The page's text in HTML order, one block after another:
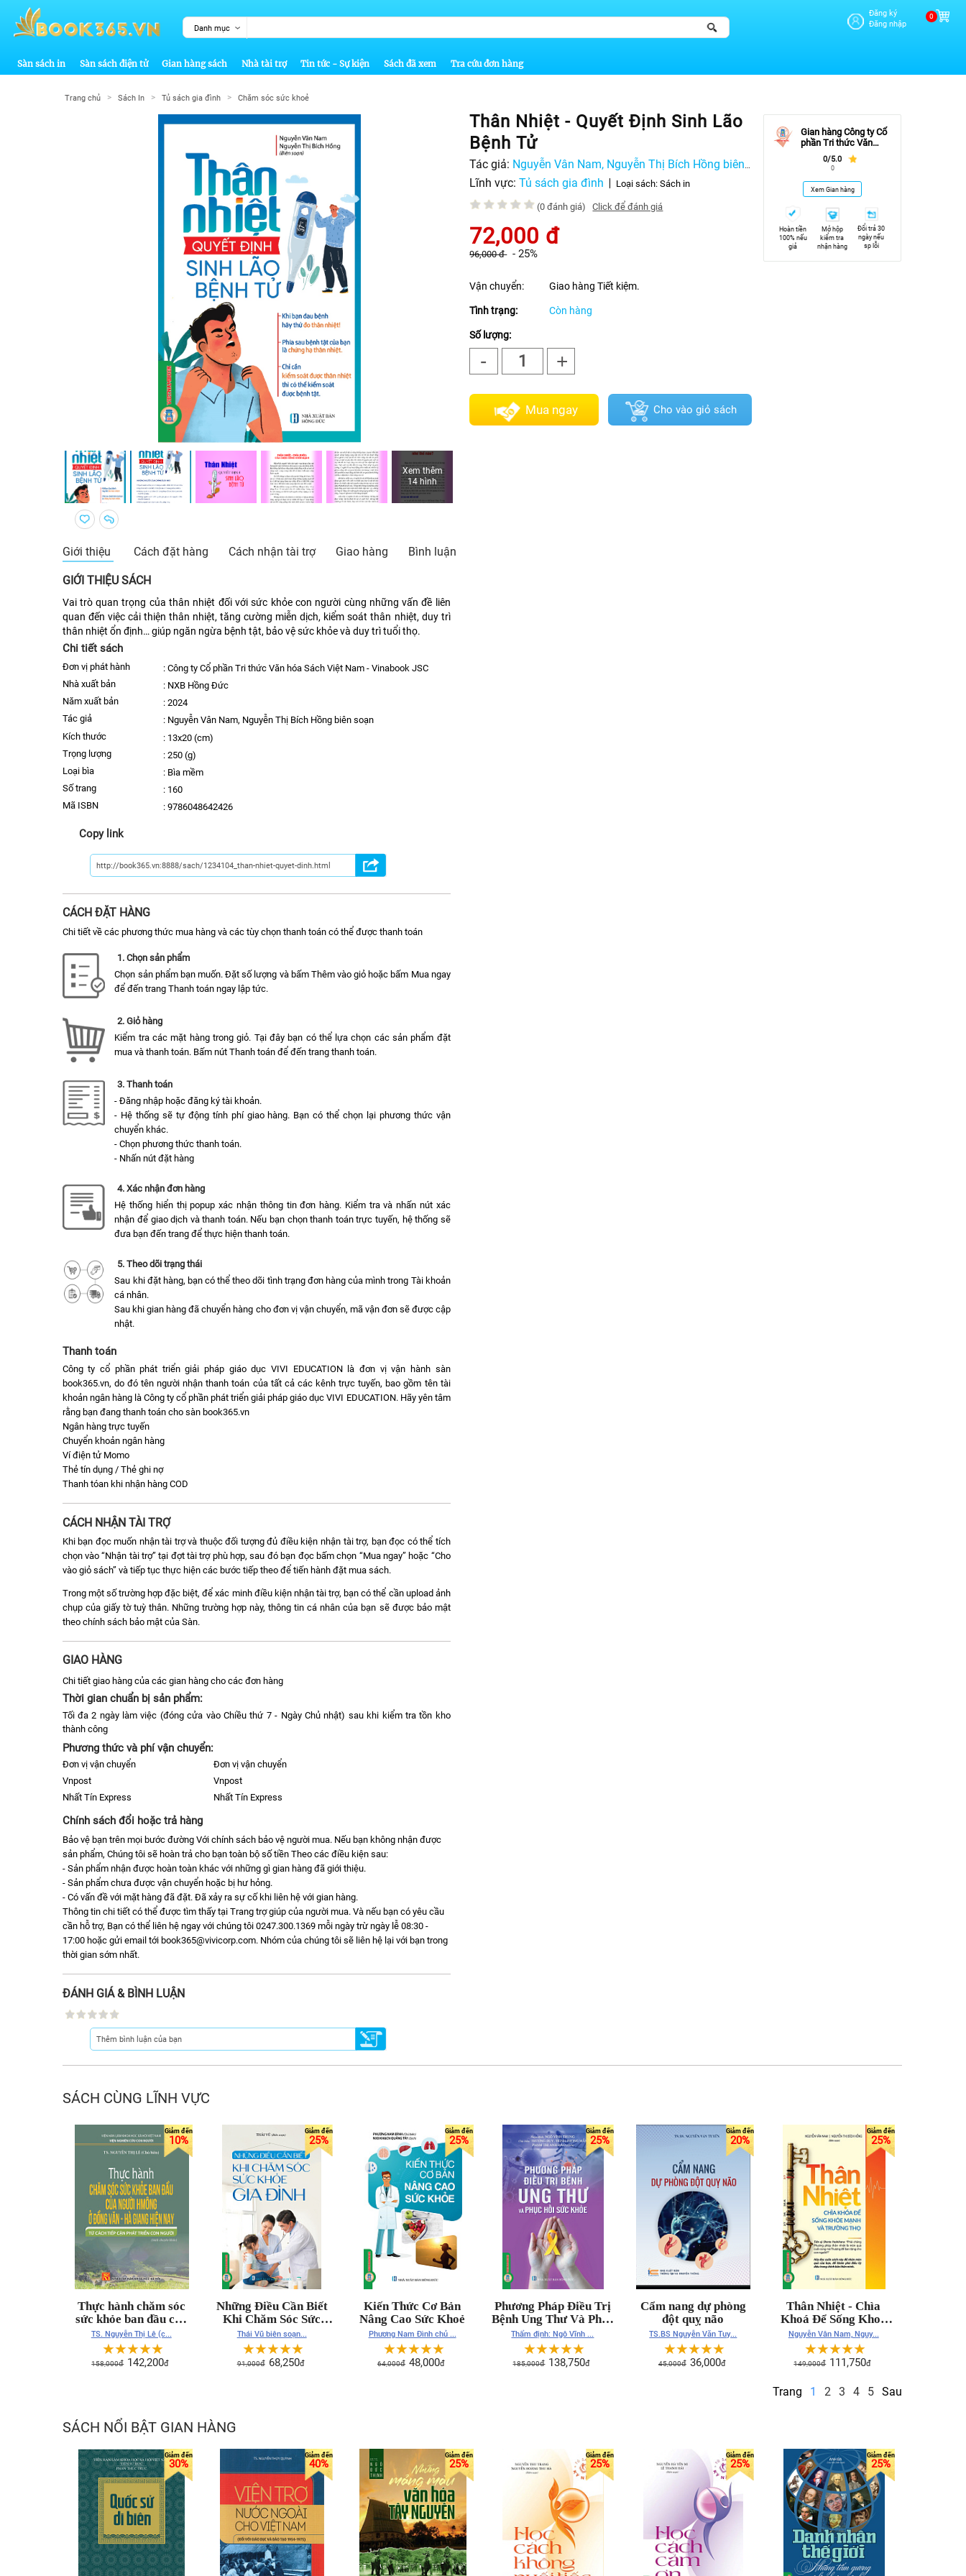
Danh mục
Đăng ký
Đăng nhập
0
Sàn sách in Sàn sách điện tử Gian hàng sách Nhà tài trợ Tin tức - Sự kiện Sách đã xem Tra cứu đơn hàng
Trang chủ > Sách In > Tủ sách gia đình > Chăm sóc sức khoẻ
Xem thêm
14 hình
Thân Nhiệt - Quyết Định Sinh Lão
Bệnh Tử
Tác giả: Nguyễn Vân Nam, Nguyễn Thị Bích Hồng biên
soạn
Lĩnh vực:Tủ sách gia đình Loại sách:Sách in
(0 đánh giá) Click để đánh giá
72,000 đ
96,000 đ -25%
Vận chuyển: Giao hàng Tiết kiệm.
Tình trạng: Còn hàng
Số lượng:
- 1 +
Mua ngay Cho vào giỏ sách
Gian hàng Công ty Cổ
phần Tri thức Văn
hóa Sách Việt Nam -
Vinabook JSC
0/5.0
0
Xem Gian hàng
Hoàn tiền
100% nếu
giả
Mở hộp
kiểm tra
nhận hàng
Đổi trả 30
ngày nếu
sp lỗi
Giới thiệu Cách đặt hàng Cách nhận tài trợ Giao hàng Bình luận
GIỚI THIỆU SÁCH
Vai trò quan trọng của thân nhiệt đối với sức khỏe con người cùng những vấn đề liên
quan đến việc cải thiện thân nhiệt, tăng cường miễn dịch, kiểm soát thân nhiệt, duy trì
thân nhiệt ổn định… giúp ngăn ngừa bệnh tật, bảo vệ sức khỏe và duy trì tuổi thọ.
Chi tiết sách
Đơn vị phát hành : Công ty Cổ phần Tri thức Văn hóa Sách Việt Nam - Vinabook JSC
nhà xuất bản
: NXB Hồng Đức
năm xuất bản
: 2024
Tác giả
: Nguyễn Vân Nam, Nguyễn Thị Bích Hồng biên soạn
kích thước
: 13x20 (cm)
trọng lượng
: 250 (g)
Loại bìa
: Bìa mềm
số trang
: 160
Mã ISBN
: 9786048642426
Copy link
CÁCH ĐẶT HÀNG
Chi tiết về các phương thức mua hàng và các tùy chọn thanh toán có thể được thanh toán
1. Chọn sản phẩm
Chọn sản phẩm bạn muốn. Đặt số lượng và bấm Thêm vào giỏ hoặc bấm Mua ngay
để đến trang Thanh toán ngay lập tức.
2. Giỏ hàng
Kiểm tra các mặt hàng trong giỏ. Tại đây bạn có thể lựa chọn các sản phẩm đặt
mua và thanh toán. Bấm nút Thanh toán để đến trang thanh toán.
3. Thanh toán
- Đăng nhập hoặc đăng ký tài khoản.
- Hệ thống sẽ tự động tính phí giao hàng. Bạn có thể chọn lại phương thức vận
chuyển khác.
- Chọn phương thức thanh toán.
- Nhấn nút đặt hàng
4. Xác nhận đơn hàng
Hệ thống hiển thị popup xác nhận thông tin đơn hàng. Kiểm tra và nhấn nút xác
nhận để giao dịch và thanh toán. Nếu bạn chọn thanh toán trực tuyến, hệ thống sẽ
đưa bạn đến trang để thực hiện thanh toán.
5. Theo dõi trạng thái
Sau khi đặt hàng, bạn có thể theo dõi tình trạng đơn hàng của mình trong Tài khoản
cá nhân.
Sau khi gian hàng đã chuyển hàng cho đơn vị vận chuyển, mã vận đơn sẽ được cập
nhật.
Thanh toán
Công ty cổ phần phát triển giải pháp giáo dục VIVI EDUCATION là đơn vị vận hành sàn
book365.vn, do đó tên người nhận thanh toán của tất cả các kênh trực tuyến, bao gồm tên tài
khoản ngân hàng là Công ty cổ phần phát triển giải pháp giáo dục VIVI EDUCATION. Hãy yên tâm
rằng bạn đang thanh toán cho sàn book365.vn
Ngân hàng trực tuyến
Chuyển khoản ngân hàng
Ví điện tử Momo
Thẻ tín dụng / Thẻ ghi nợ
Thanh tóan khi nhận hàng COD
CÁCH NHẬN TÀI TRỢ
Khi bạn đọc muốn nhận tài trợ và thuộc đối tượng đủ điều kiện nhận tài trợ, bạn đọc có thể tích
chọn vào “Nhận tài trợ” tại đợt tài trợ phù hợp, sau đó bạn đọc bấm chọn “Mua ngay” hoặc “Cho
vào giỏ sách” và tiếp tục thực hiện các bước tiếp theo để tiến hành đặt mua sách.
Trong một số trường hợp đặc biệt, để xác minh điều kiện nhận tài trợ, bạn có thể cần upload ảnh
chụp của giấy tờ tuỳ thân. Những trường hợp này, thông tin cá nhân của bạn sẽ được bảo mật
theo chính sách bảo mật của Sàn.
GIAO HÀNG
Chi tiết giao hàng của các gian hàng cho các đơn hàng
Thời gian chuẩn bị sản phẩm:
Tối đa 2 ngày làm việc (đóng cửa vào Chiều thứ 7 - Ngày Chủ nhật) sau khi kiểm tra tồn kho
thành công
Phương thức và phí vận chuyển:
Đơn vị vận chuyển
Vnpost
Nhất Tín Express
Đơn vị vận chuyển
Vnpost
Nhất Tín Express
Chính sách đổi hoặc trả hàng
Bảo vệ bạn trên mọi bước đường Với chính sách bảo vệ người mua. Nếu bạn không nhận được
sản phẩm, Chúng tôi sẽ hoàn trả cho bạn toàn bộ số tiền Theo các điều kiện sau:
- Sản phẩm nhận được hoàn toàn khác với những gì gian hàng đã giới thiệu.
- Sản phẩm chưa được vận chuyển hoặc bị hư hỏng.
- Có vấn đề với mặt hàng đã đặt. Đã xảy ra sự cố khi liên hệ với gian hàng.
Thông tin chi tiết có thể được tìm thấy tại Trang trợ giúp của người mua. Và nếu bạn có yêu cầu
cần hỗ trợ, Bạn có thể liên hệ ngay với chúng tôi 0247.300.1369 mỗi ngày trừ ngày lễ 08:30 -
17:00 hoặc gửi email tới book365@vivicorp.com. Nhóm của chúng tôi sẽ liên hệ lại với bạn trong
thời gian sớm nhất.
ĐÁNH GIÁ & BÌNH LUẬN
SÁCH CÙNG LĨNH VỰC
10%
Thực hành chăm sóc
sức khỏe ban đầu của
người Hmông ở Đồng
Văn - Hà Giang hiện
nay từ cách tiếp cận
phát triển con người
TS. Nguyễn Thị Lê (c...
☆☆☆☆☆
158,000đ 142,200đ
25%
Những Điều Cần Biết
Khi Chăm Sóc Sức
Khoẻ Gia Đình
Thái Vũ biên soạn...
☆ ☆ ☆ ☆ ☆
91,000đ 68,250đ
25%
Kiến Thức Cơ Bản
Nâng Cao Sức Khoẻ
Phương Nam Đình chủ ...
☆☆☆☆☆
64,000đ 48,000đ
25%
Phương Pháp Điều Trị
Bệnh Ung Thư Và Phục
Hồi Sức Khoẻ
Thẩm định: Ngô Vĩnh ...
☆☆☆☆☆
185,000đ 138,750đ
20%
Cẩm nang dự phòng
đột quỵ não
TS.BS Nguyễn Văn Tuy...
☆☆☆☆☆
45,000đ 36,000đ
25%
Thân Nhiệt - Chìa
Khoá Để Sống Khoẻ
Mạnh Và Trường Thọ
Nguyễn Vân Nam, Nguy...
☆☆☆☆☆
149,000đ 111,750đ
Trang 1 2 3 4 5 Sau
SÁCH NỔI BẬT GIAN HÀNG
30% 40% 25% 25% 25% 25%